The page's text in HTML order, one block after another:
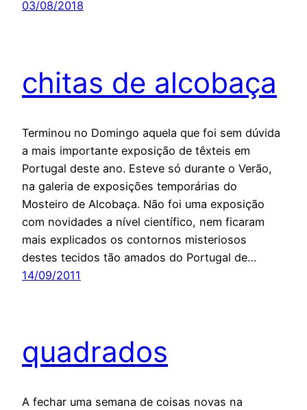
03/08/2018
chitas de alcobaça
Terminou no Domingo aquela que foi sem dúvida
a mais importante exposição de têxteis em
Portugal deste ano. Esteve só durante o Verão,
na galeria de exposições temporárias do
Mosteiro de Alcobaça. Não foi uma exposição
com novidades a nível científico, nem ficaram
mais explicados os contornos misteriosos
destes tecidos tão amados do Portugal de…
14/09/2011
quadrados
A fechar uma semana de coisas novas na